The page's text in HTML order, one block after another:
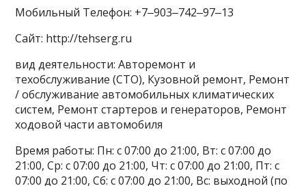
Мобильный Телефон: +7‒903‒742‒97‒13
Сайт: http://tehserg.ru
вид деятельности: Авторемонт и
техобслуживание (СТО), Кузовной ремонт, Ремонт
/ обслуживание автомобильных климатических
систем, Ремонт стартеров и генераторов, Ремонт
ходовой части автомобиля
Время работы: Пн: с 07:00 до 21:00, Вт: с 07:00 до
21:00, Ср: с 07:00 до 21:00, Чт: с 07:00 до 21:00, Пт: с
07:00 до 21:00, Сб: с 07:00 до 21:00, Вс: выходной (по